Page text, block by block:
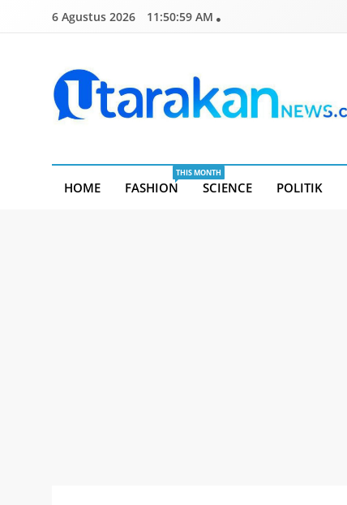
6 Agustus 2026 11:51:00 AM
HOME FASHION
THIS MONTH
SCIENCE POLITIK